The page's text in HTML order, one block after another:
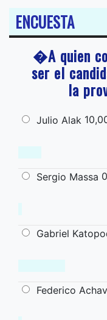
ENCUESTA
�A quien
ser el
la
Julio Alak
Sergio Massa
Gabriel
Federico